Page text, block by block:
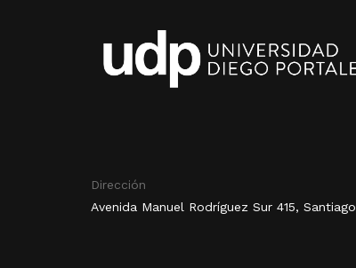
Dirección
Avenida Manuel Rodríguez Sur 415, Santiago